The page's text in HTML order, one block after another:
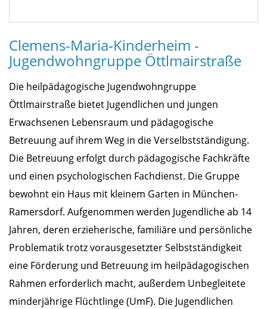
Clemens-Maria-Kinderheim -
Jugendwohngruppe Öttlmairstraße
Die heilpädagogische Jugendwohngruppe
Öttlmairstraße bietet Jugendlichen und jungen
Erwachsenen Lebensraum und pädagogische
Betreuung auf ihrem Weg in die Verselbstständigung.
Die Betreuung erfolgt durch pädagogische Fachkräfte
und einen psychologischen Fachdienst. Die Gruppe
bewohnt ein Haus mit kleinem Garten in München-
Ramersdorf. Aufgenommen werden Jugendliche ab 14
Jahren, deren erzieherische, familiäre und persönliche
Problematik trotz vorausgesetzter Selbstständigkeit
eine Förderung und Betreuung im heilpädagogischen
Rahmen erforderlich macht, außerdem Unbegleitete
minderjährige Flüchtlinge (UmF). Die Jugendlichen